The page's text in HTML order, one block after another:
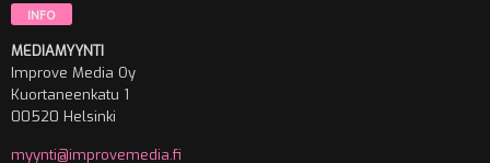
INFO
MEDIAMYYNTI
Improve Media Oy
Kuortaneenkatu 1
00520 Helsinki
myynti@improvemedia.fi